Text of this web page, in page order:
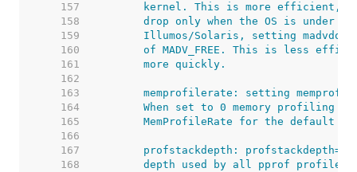
   157
   158
   159
   160
   161
   162
   163
   164
   165
   166
   167
   168